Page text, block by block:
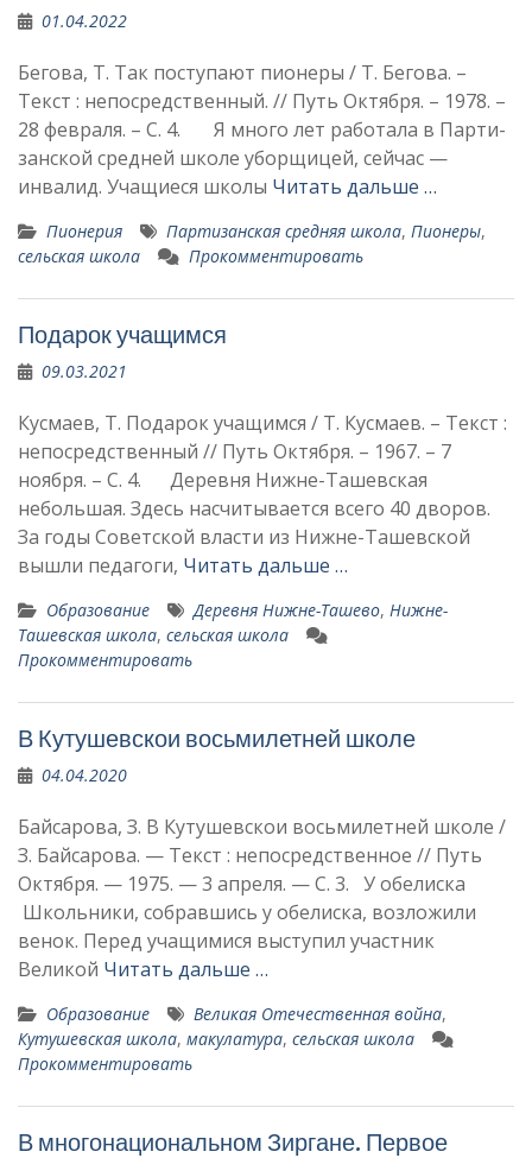
01.04.2022
Бегова, Т. Так поступают пионеры / Т. Бегова. –
Текст : непосредственный. // Путь Октября. – 1978. –
28 февраля. – С. 4. Я много лет работала в Парти­
занской средней школе уборщи­цей, сейчас —
инвалид. Учащиеся школы Читать дальше …
Пионерия Партизанская средняя школа, Пионеры,
сельская школа
Прокомментировать
Подарок учащимся
09.03.2021
Кусмаев, Т. Подарок учащимся / Т. Кусмаев. – Текст :
непосредственный // Путь Октября. – 1967. – 7
ноября. – С. 4. Деревня Нижне-Ташевская
небольшая. Здесь насчитывается всего 40 дворов.
За го­ды Советской власти из Нижне-Ташевской
вышли педаго­ги, Читать дальше …
Образование Деревня Нижне-Ташево, Нижне-
Ташевская школа, сельская школа
Прокомментировать
В Кутушевскои восьмилетней школе
04.04.2020
Байсарова, З. В Кутушевскои восьмилетней школе /
З. Байсарова. — Текст : непосредственное // Путь
Октября. — 1975. — 3 апреля. — С. 3. У обелиска
Школьники, собравшись у обелиска, возложили
венок. Перед учащимися выступил участник
Великой Читать дальше …
Образование Великая Отечественная война,
Кутушевская школа, макулатура, сельская школа
Прокомментировать
В многонациональном Зиргане. Первое